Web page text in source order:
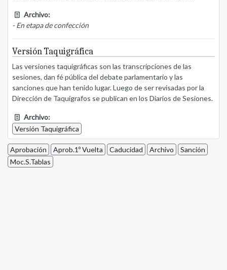
Archivo:
- En etapa de confección
Versión Taquigráfica
Las versiones taquigráficas son las transcripciones de las
sesiones, dan fé pública del debate parlamentario y las
sanciones que han tenido lugar. Luego de ser revisadas por la
Dirección de Taquígrafos se publican en los Diarios de Sesiones.
Archivo:
Versión Taquigráfica
Aprobación Aprob.1º Vuelta Caducidad Archivo
Sanción
Moc.S.Tablas